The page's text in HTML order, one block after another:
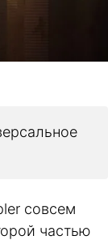
совсем
частью